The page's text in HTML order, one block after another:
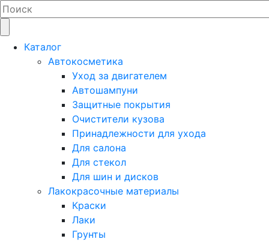
Каталог
Автокосметика
Уход за двигателем
Автошампуни
Защитные покрытия
Очистители кузова
Принадлежности для ухода
Для салона
Для стекол
Для шин и дисков
Лакокрасочные материалы
Краски
Лаки
Грунты